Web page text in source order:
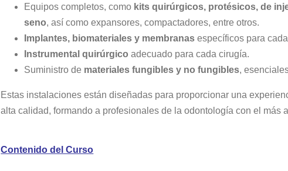
Equipos completos, como kits quirúrgicos, protésicos, de
seno, así como expansores, compactadores, entre otros.
Implantes, biomateriales y membranas específicos para
Instrumental quirúrgico adecuado para cada cirugía.
Suministro de materiales fungibles y no fungibles,
Estas instalaciones están diseñadas para proporcionar una
alta calidad, formando a profesionales de la odontología con el más
Contenido del Curso